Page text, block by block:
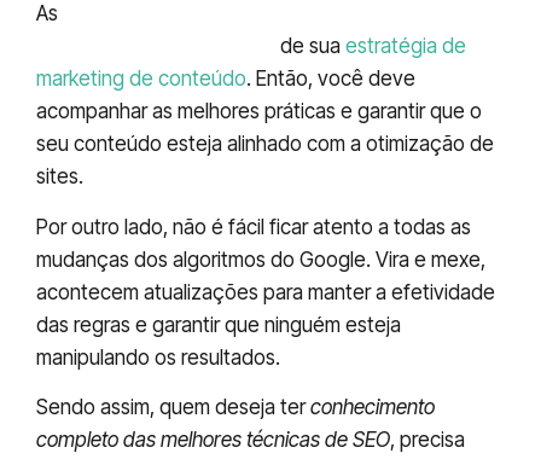
As
de sua estratégia de
marketing de conteúdo. Então, você deve
acompanhar as melhores práticas e garantir que o
seu conteúdo esteja alinhado com a otimização de
sites.
Por outro lado, não é fácil ficar atento a todas as
mudanças dos algoritmos do Google. Vira e mexe,
acontecem atualizações para manter a efetividade
das regras e garantir que ninguém esteja
manipulando os resultados.
Sendo assim, quem deseja terconhecimento
completo das melhores técnicas de SEO, precisa